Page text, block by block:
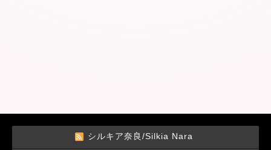
シルキア奈良/Silkia Nara